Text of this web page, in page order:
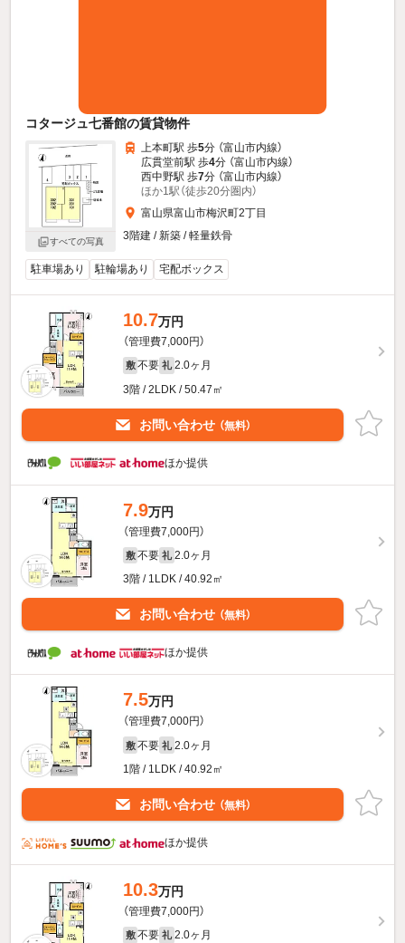
コタージュ七番館の賃貸物件
すべての写真
上本町駅 歩5分 （富山市内線）
広貫堂前駅 歩4分 （富山市内線）
西中野駅 歩7分 （富山市内線）
ほか1駅（徒歩20分圏内）
富山県富山市梅沢町2丁目
3階建 / 新築 / 軽量鉄骨
駐車場あり 駐輪場あり 宅配ボックス
10.7万円
（管理費7,000円）
敷 不要 礼 2.0ヶ月
3階 / 2LDK / 50.47㎡
お問い合わせ （無料）
ほか提供
7.9万円
（管理費7,000円）
敷 不要 礼 2.0ヶ月
3階 / 1LDK / 40.92㎡
お問い合わせ （無料）
ほか提供
7.5万円
（管理費7,000円）
敷 不要 礼 2.0ヶ月
1階 / 1LDK / 40.92㎡
お問い合わせ （無料）
ほか提供
10.3万円
（管理費7,000円）
敷 不要 礼 2.0ヶ月